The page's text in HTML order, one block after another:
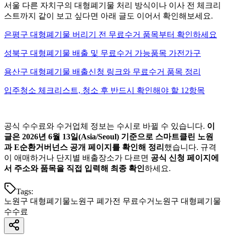
서울 다른 자치구의 대형폐기물 처리 방식이나 이사 전 체크리
스트까지 같이 보고 싶다면 아래 글도 이어서 확인해보세요.
은평구 대형폐기물 버리기 전 무료수거 품목부터 확인하세요
성북구 대형폐기물 배출 및 무료수거 가능품목 가전가구
용산구 대형폐기물 배출신청 링크와 무료수거 품목 정리
입주청소 체크리스트, 청소 후 반드시 확인해야 할 12항목
공식 수수료와 수거업체 정보는 수시로 바뀔 수 있습니다. 이
글은 2026년 6월 13일(Asia/Seoul) 기준으로 스마트클린 노원
과 E순환거버넌스 공개 페이지를 확인해 정리 했습니다. 규격
이 애매하거나 단지별 배출장소가 다르면 공식 신청 페이지에
서 주소와 품목을 직접 입력해 최종 확인하세요.
Tags:
노원구 대형폐기물노원구 폐가전 무료수거 노원구 대형폐기물
수수료